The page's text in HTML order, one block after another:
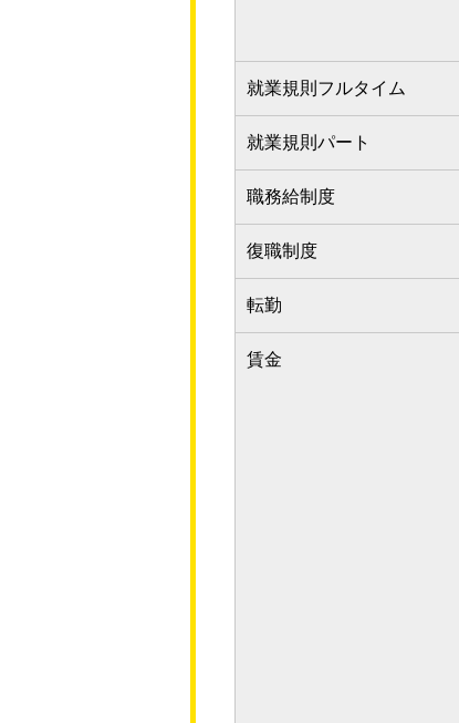
就業規則フルタイム
就業規則パート
職務給制度
復職制度
転勤
賃金